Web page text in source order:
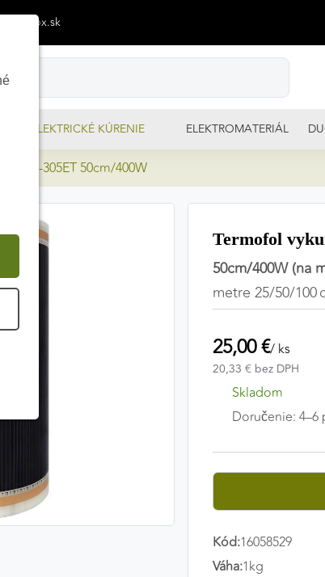
ELEKTRICKÉ KÚRENIE ELEKTROMATERIÁL
TF-305ET 50cm/400W
Termofol
50cm/400W (na
metre 25/50/100
25,00 €/ ks
20,33 € bez DPH
Skladom
Doručenie: 4–6
Kód:16058529
Váha:1kg